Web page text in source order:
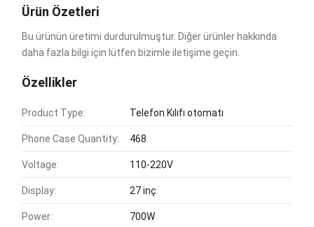
Ürün Özetleri
Bu ürünün üretimi durdurulmuştur. Diğer ürünler hakkında
daha fazla bilgi için lütfen bizimle iletişime geçin.
Özellikler
Product Type: Telefon Kılıfı otomatı
Phone Case Quantity: 468
Voltage: 110-220V
Display: 27 inç
Power: 700W